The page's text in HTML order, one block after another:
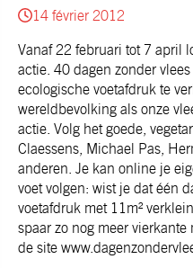
14 février 2012
Vanaf 22 februari tot 7 april
actie. 40 dagen zonder
ecologische voetafdruk te
wereldbevolking als onze
actie. Volg het goede,
Claessens, Michael Pas,
anderen. Je kan online je
voet volgen: wist je dat één
voetafdruk met 11m²
spaar zo nog meer
de site